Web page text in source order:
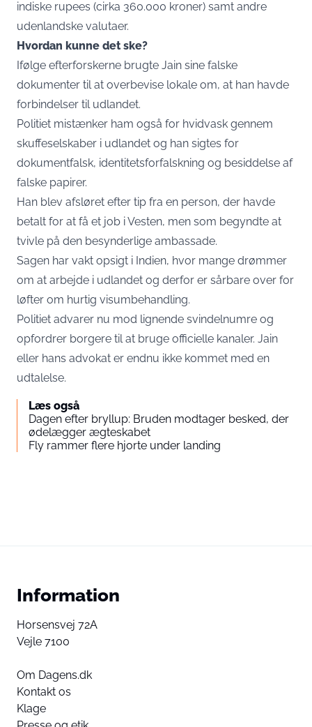
indiske rupees (cirka 360.000 kroner) samt andre
udenlandske valutaer.
Hvordan kunne det ske?
Ifølge efterforskerne brugte Jain sine falske
dokumenter til at overbevise lokale om, at han havde
forbindelser til udlandet.
Politiet mistænker ham også for hvidvask gennem
skuffeselskaber i udlandet og han sigtes for
dokumentfalsk, identitetsforfalskning og besiddelse af
falske papirer.
Han blev afsløret efter tip fra en person, der havde
betalt for at få et job i Vesten, men som begyndte at
tvivle på den besynderlige ambassade.
Sagen har vakt opsigt i Indien, hvor mange drømmer
om at arbejde i udlandet og derfor er sårbare over for
løfter om hurtig visumbehandling.
Politiet advarer nu mod lignende svindelnumre og
opfordrer borgere til at bruge officielle kanaler. Jain
eller hans advokat er endnu ikke kommet med en
udtalelse.
Læs også
Dagen efter bryllup: Bruden modtager besked, der
ødelægger ægteskabet
Fly rammer flere hjorte under landing
Information
Horsensvej 72A
Vejle 7100
Om Dagens.dk
Kontakt os
Klage